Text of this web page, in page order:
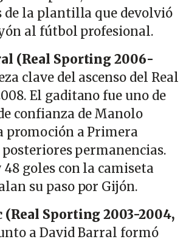
de la plantilla que devolvió
al fútbol profesional.
(Real Sporting 2006-
clave del ascenso del Real
El gaditano fue uno de
confianza de Manolo
promoción a Primera
permanencias.
48 goles con la camiseta
su paso por Gijón.
Sporting 2003-2004,
a David Barral formó